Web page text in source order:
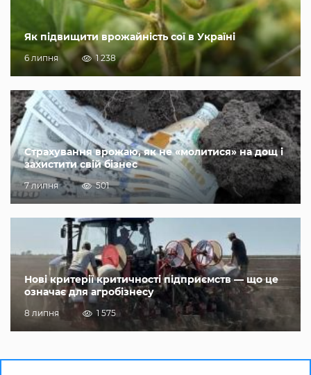
Як підвищити врожайність сої в Україні
6 липня 1 238
Страхування врожаю, як не «молитися» на дощ і
захистити свій бізнес
7 липня 501
Нові критерії критичності підприємств — що це
означає для агробізнесу
8 липня 1 575